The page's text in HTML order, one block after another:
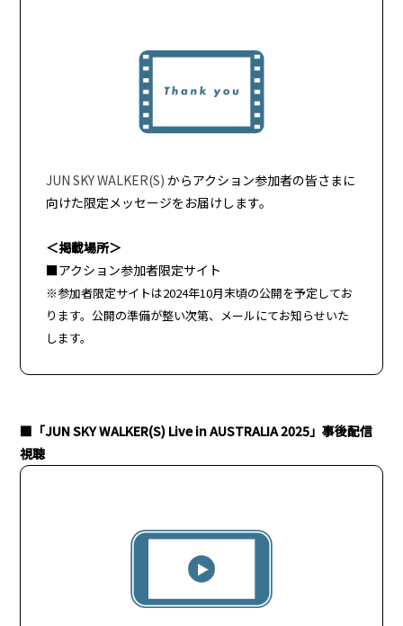
JUN SKY WALKER(S)からアクション参加者の皆さまに
向けた限定メッセージをお届けします。
＜掲載場所＞
■アクション参加者限定サイト
※参加者限定サイトは2024年10月末頃の公開を予定してお
ります。公開の準備が整い次第、メールにてお知らせいた
します。
■「JUN SKY WALKER(S) Live in AUSTRALIA 2025」事後配信
視聴